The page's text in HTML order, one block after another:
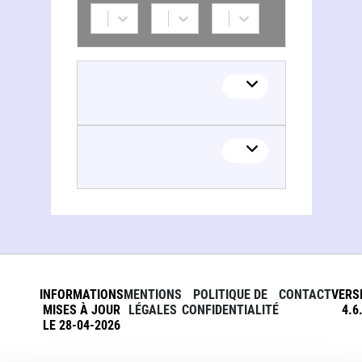
INFORMATIONS
MISES À JOUR
LE 28-04-2026
MENTIONS
LÉGALES
POLITIQUE DE
CONFIDENTIALITÉ
CONTACT